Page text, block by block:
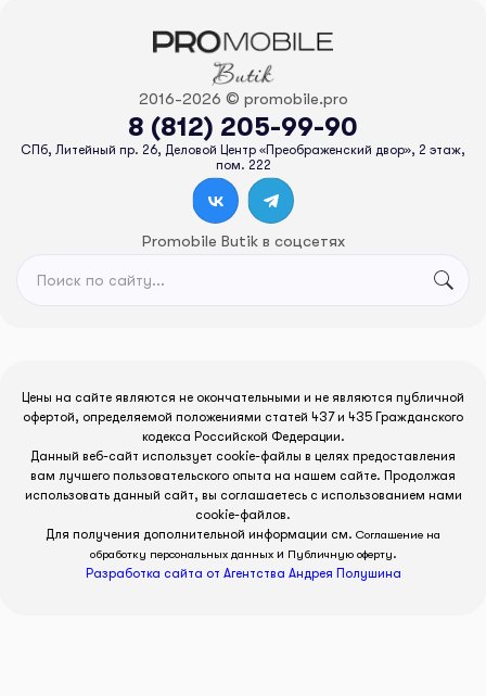
2016-2026 © promobile.pro
8 (812) 205-99-90
СПб, Литейный пр. 26, Деловой Центр «Преображенский двор», 2 этаж,
пом. 222
Promobile Butik в соцсетях
Цены на сайте являются не окончательными и не являются публичной
офертой, определяемой положениями статей 437 и 435 Гражданского
кодекса Российской Федерации.
Данный веб-сайт использует cookie-файлы в целях предоставления
вам лучшего пользовательского опыта на нашем сайте. Продолжая
использовать данный сайт, вы соглашаетесь с использованием нами
cookie-файлов.
Для получения дополнительной информации см. Соглашение на
обработку персональных данныхи Публичную оферту.
Разработка сайта от Агентства Андрея Полушина